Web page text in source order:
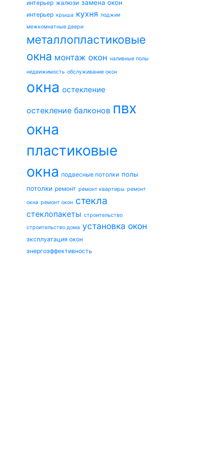
интерьер жалюзи замена окон
интерьер крыша кухня лоджии
межкомнатные двери
металлопластиковые
окна монтаж окон наливные полы
недвижимость обслуживание окон
окна остекление
остекление балконов пвх
окна
пластиковые
окна подвесные потолки полы
потолки ремонт ремонт квартиры ремонт
окна ремонт окон стекла
стеклопакеты строительство
строительство дома установка окон
эксплуатация окон
энергоэффективность